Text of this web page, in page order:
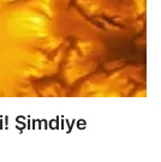
Şimdiye